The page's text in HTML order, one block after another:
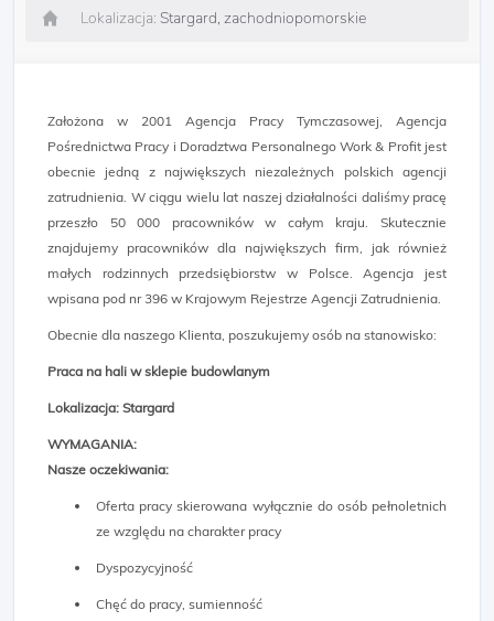
Lokalizacja: Stargard, zachodniopomorskie
Założona w 2001 Agencja Pracy Tymczasowej, Agencja
Pośrednictwa Pracy i Doradztwa Personalnego Work & Profit jest
obecnie jedną z największych niezależnych polskich agencji
zatrudnienia. W ciągu wielu lat naszej działalności daliśmy pracę
przeszło 50 000 pracowników w całym kraju. Skutecznie
znajdujemy pracowników dla największych firm, jak również
małych rodzinnych przedsiębiorstw w Polsce. Agencja jest
wpisana pod nr 396 w Krajowym Rejestrze Agencji Zatrudnienia.
Obecnie dla naszego Klienta, poszukujemy osób na stanowisko:
Praca na hali w sklepie budowlanym
Lokalizacja: Stargard
WYMAGANIA:
Nasze oczekiwania:
Oferta pracy skierowana wyłącznie do osób pełnoletnich
ze względu na charakter pracy
Dyspozycyjność
Chęć do pracy, sumienność